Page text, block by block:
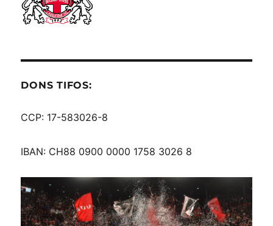
DONS TIFOS:
CCP: 17-583026-8
IBAN: CH88 0900 0000 1758 3026 8